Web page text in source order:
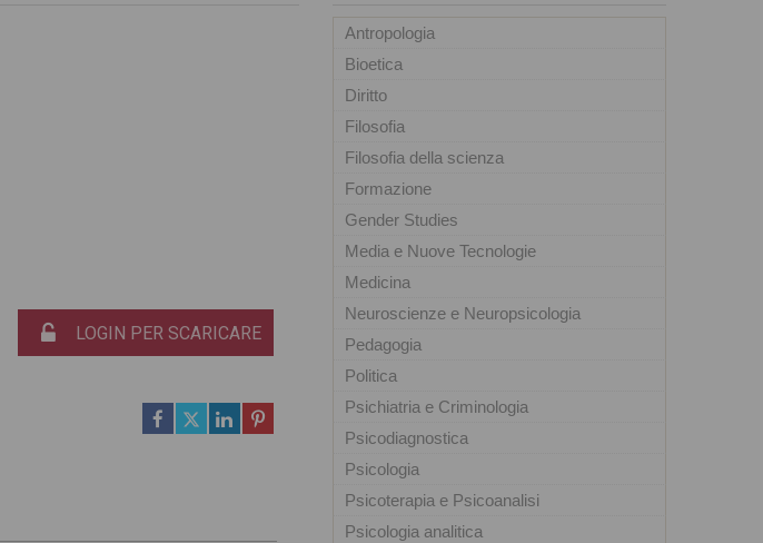
LOGIN PER SCARICARE
Antropologia
Bioetica
Diritto
Filosofia
Filosofia della scienza
Formazione
Gender Studies
Media e Nuove Tecnologie
Medicina
Neuroscienze e Neuropsicologia
Pedagogia
Politica
Psichiatria e Criminologia
Psicodiagnostica
Psicologia
Psicoterapia e Psicoanalisi
Psicologia analitica